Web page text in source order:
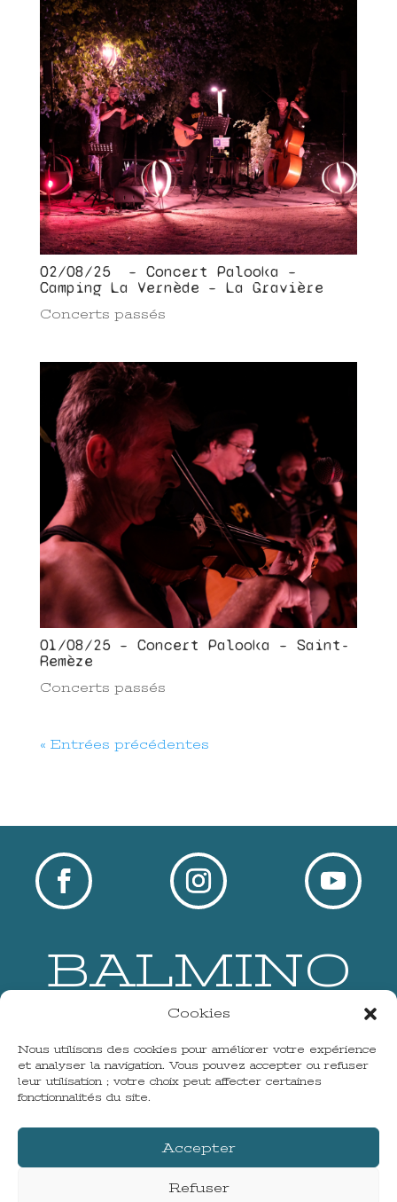
Cookies
Nous utilisons des cookies pour améliorer votre expérience
et analyser la navigation. Vous pouvez accepter ou refuser
leur utilisation ; votre choix peut affecter certaines
fonctionnalités du site.
Accepter
Refuser
02/08/25 – Concert Palooka –
Camping La Vernède – La Gravière
Concerts passés
01/08/25 – Concert Palooka – Saint-
Remèze
Concerts passés
« Entrées précédentes
BALMINO
Accueil
À propos
Musique & Actus
Contact
Mentions légales
& Politique de confidentialité